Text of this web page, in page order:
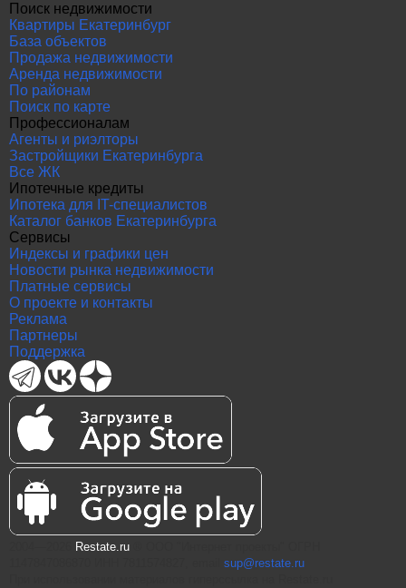
Поиск недвижимости
Квартиры Екатеринбург
База объектов
Продажа недвижимости
Аренда недвижимости
По районам
Поиск по карте
Профессионалам
Агенты и риэлторы
Застройщики Екатеринбурга
Все ЖК
Ипотечные кредиты
Ипотека для IT-специалистов
Каталог банков Екатеринбурга
Сервисы
Индексы и графики цен
Новости рынка недвижимости
Платные сервисы
О проекте и контакты
Реклама
Партнеры
Поддержка
Restate.ru
sup@restate.ru